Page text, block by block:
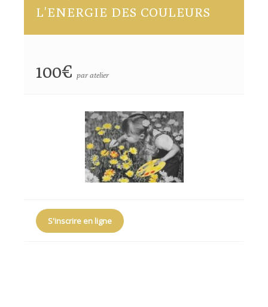
L'ENERGIE DES COULEURS
100€ par atelier
S'inscrire en ligne